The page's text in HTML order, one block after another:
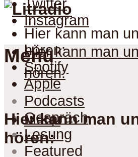
Hier kann man
hören:
Spotify
Apple
Menu
Twitter
Instagram
Hier kann man
hören:
Hier kann man
hören:
Menu
Podcasts
Gespräch
Lesung
Featured